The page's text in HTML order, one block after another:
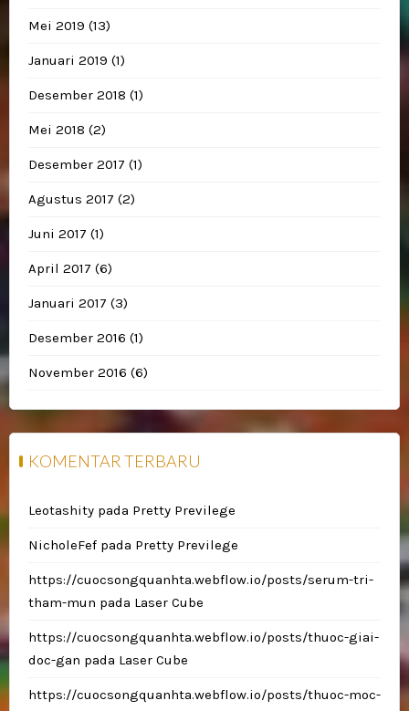
Mei 2019 (13)
Januari 2019 (1)
Desember 2018 (1)
Mei 2018 (2)
Desember 2017 (1)
Agustus 2017 (2)
Juni 2017 (1)
April 2017 (6)
Januari 2017 (3)
Desember 2016 (1)
November 2016 (6)
KOMENTAR TERBARU
Leotashity pada Pretty Previlege
NicholeFef pada Pretty Previlege
https://cuocsongquanhta.webflow.io/posts/serum-tri-
tham-mun pada Laser Cube
https://cuocsongquanhta.webflow.io/posts/thuoc-giai-
doc-gan pada Laser Cube
https://cuocsongquanhta.webflow.io/posts/thuoc-moc-